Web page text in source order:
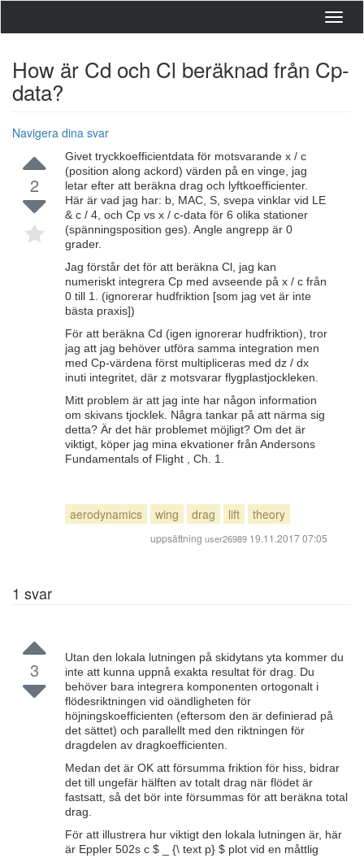
How är Cd och Cl beräknad från Cp-
data?
Navigera dina svar
2
Givet tryckkoefficientdata för motsvarande x / c
(position along ackord) värden på en vinge, jag
letar efter att beräkna drag och lyftkoefficienter.
Här är vad jag har: b, MAC, S, svepa vinklar vid LE
& c / 4, och Cp vs x / c-data för 6 olika stationer
(spänningsposition ges). Angle angrepp är 0
grader.
Jag förstår det för att beräkna Cl, jag kan
numeriskt integrera Cp med avseende på x / c från
0 till 1. (ignorerar hudfriktion [som jag vet är inte
bästa praxis])
För att beräkna Cd (igen ignorerar hudfriktion), tror
jag att jag behöver utföra samma integration men
med Cp-värdena först multipliceras med dz / dx
inuti integritet, där z motsvarar flygplastjockleken.
Mitt problem är att jag inte har någon information
om skivans tjocklek. Några tankar på att närma sig
detta? Är det här problemet möjligt? Om det är
viktigt, köper jag mina ekvationer från Andersons
Fundamentals of Flight , Ch. 1.
aerodynamics wing drag lift theory
uppsättning user26989 19.11.2017 07:05
1 svar
3
Utan den lokala lutningen på skidytans yta kommer du
inte att kunna uppnå exakta resultat för drag. Du
behöver bara integrera komponenten ortogonalt i
flödesriktningen vid oändligheten för
höjningskoefficienten (eftersom den är definierad på
det sättet) och parallellt med den riktningen för
dragdelen av dragkoefficienten.
Medan det är OK att försumma friktion för hiss, bidrar
det till ungefär hälften av totalt drag när flödet är
fastsatt, så det bör inte försummas för att beräkna total
drag.
För att illustrera hur viktigt den lokala lutningen är, här
är Eppler 502s c $ _ {\ text p} $ plot vid en måttlig